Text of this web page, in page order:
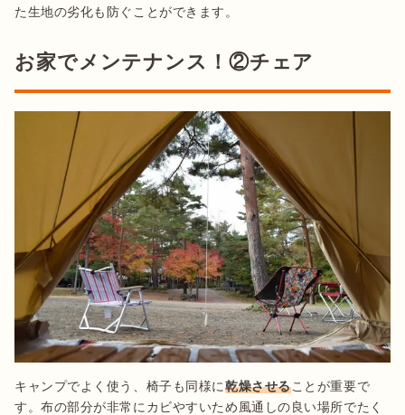
た生地の劣化も防ぐことができます。
お家でメンテナンス！②チェア
キャンプでよく使う、椅子も同様に乾燥させることが重要で
す。布の部分が非常にカビやすいため風通しの良い場所でたく